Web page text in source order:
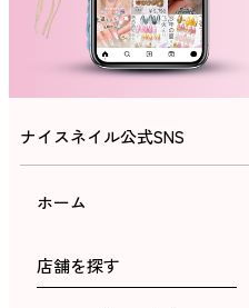
ナイスネイル公式SNS
ホーム
店舗を探す